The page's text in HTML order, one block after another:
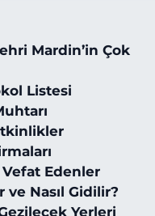
Mardin’in Çok
Listesi
Edenler
Nasıl Gidilir?
Yerleri